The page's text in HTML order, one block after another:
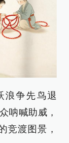
浪争先鸟退
呐喊助威，
竞渡图景，